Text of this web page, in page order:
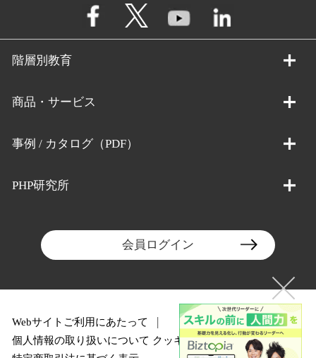
階層別教育
商品・サービス
事例 / カタログ（PDF）
PHP研究所
会員ログイン
Webサイトご利用にあたって
個人情報の取り扱いについて クッキーポリシー